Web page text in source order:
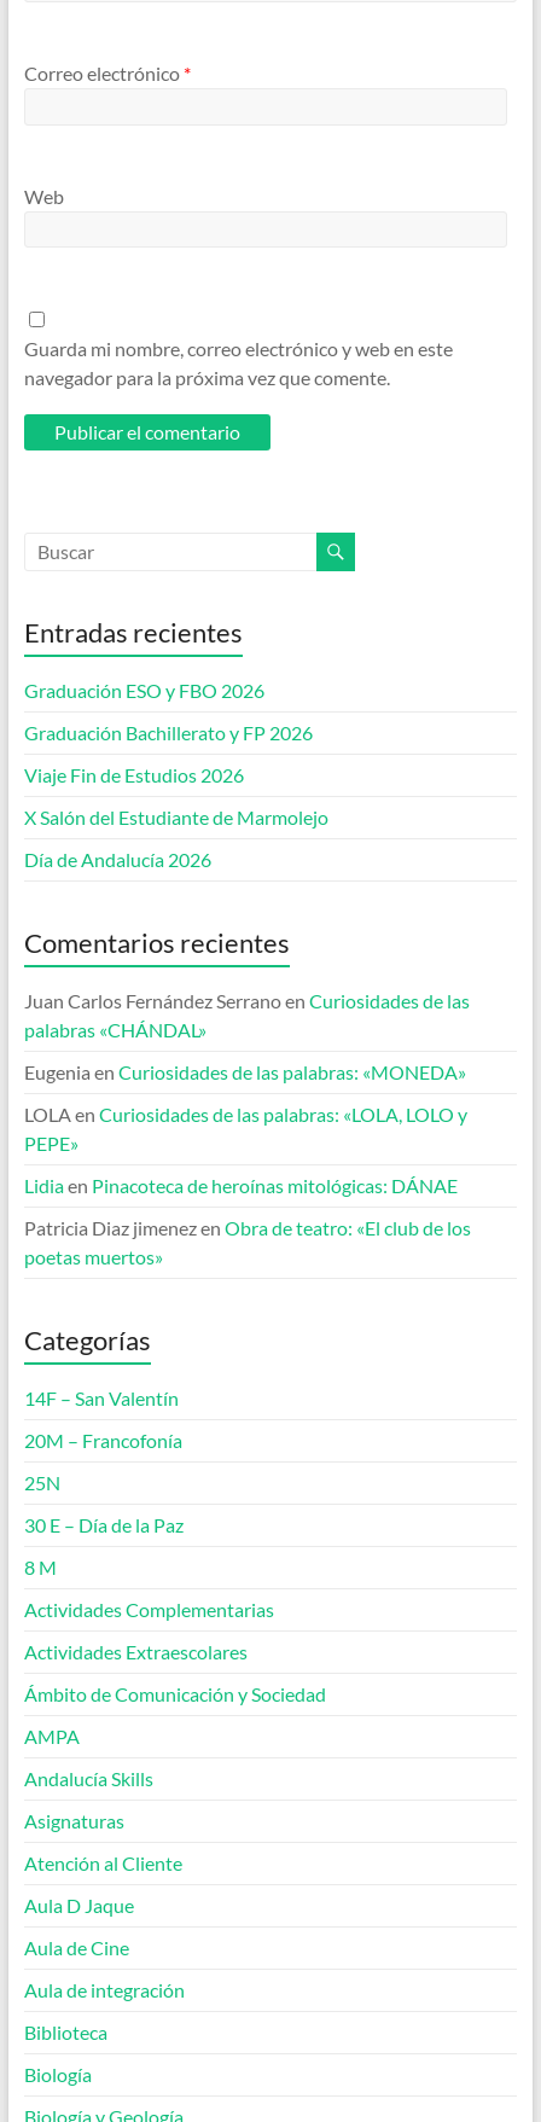
Correo electrónico *
Web
Guarda mi nombre, correo electrónico y web en este
navegador para la próxima vez que comente.
Entradas recientes
Graduación ESO y FBO 2026
Graduación Bachillerato y FP 2026
Viaje Fin de Estudios 2026
X Salón del Estudiante de Marmolejo
Día de Andalucía 2026
Comentarios recientes
Juan Carlos Fernández Serranoen Curiosidades de las
palabras «CHÁNDAL»
Eugenia en Curiosidades de las palabras: «MONEDA»
LOLAen Curiosidades de las palabras: «LOLA, LOLO y
PEPE»
Lidiaen Pinacoteca de heroínas mitológicas: DÁNAE
Patricia Diaz jimenezen Obra de teatro: «El club de los
poetas muertos»
Categorías
14F – San Valentín
20M – Francofonía
25N
30 E – Día de la Paz
8 M
Actividades Complementarias
Actividades Extraescolares
Ámbito de Comunicación y Sociedad
AMPA
Andalucía Skills
Asignaturas
Atención al Cliente
Aula D Jaque
Aula de Cine
Aula de integración
Biblioteca
Biología
Biología y Geología